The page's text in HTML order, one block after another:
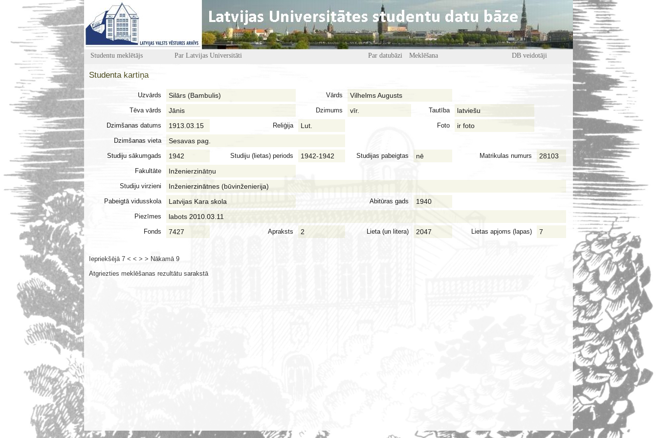
Studenta kartiņa
Uzvārds Silārs (Bambulis) Vārds Vilhelms Augusts
Tēva vārds Jānis Dzimums vīr. Tautība latviešu
Dzimšanas datums 1913.03.15 Reliģija Lut. Foto ir foto
Dzimšanas vieta Sesavas pag.
Studiju sākumgads 1942 Studiju (lietas) periods 1942-1942 Studijas pabeigtas nē Matrikulas numurs 28103
Fakultāte Inženierzinātņu
Studiju virzieni Inženierzinātnes (būvinženierija)
Pabeigtā vidusskola Latvijas Kara skola Abitūras gads 1940
Piezīmes labots 2010.03.11
Fonds 7427 Apraksts 2 Lieta (un litera) 2047 Lietas apjoms (lapas) 7
Iepriekšējā 7 < < > > Nākamā 9
Atgriezties meklēšanas rezultātu sarakstā
Studentu meklētājs Par Latvijas Universitāti Par datubāzi Meklēšana DB veidotāji